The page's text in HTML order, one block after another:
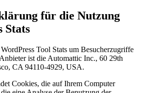
für die Nutzung
Stats
Tool Stats um Besucherzugriffe
ist die Automattic Inc., 60 29th
CA 94110-4929, USA.
Cookies, die auf Ihrem Computer